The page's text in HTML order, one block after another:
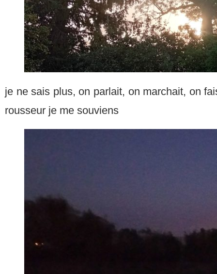
je ne sais plus, on parlait, on marchait, on
rousseur je me souviens